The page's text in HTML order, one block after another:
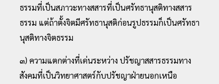
ธรรมที่เป็นสภาวะทางสสารที่เป็นศรัทธานุสติทางสสาร
ธรรม แต่ถ้าตั้งจิตมีศรัทธานุสติก่อนรูปธรรมก็เป็นศรัทธา
นุสติทางจิตธรรม
๓) ความแตกต่างที่เด่นระหว่าง ปรัชญาสสารธรรมทาง
สังคมที่เป็นวิทยาศาสตร์กับปรัชญาฝ่ายนอกเหนือ